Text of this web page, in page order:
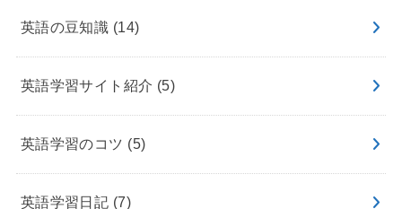
英語の豆知識 (14)
英語学習サイト紹介 (5)
英語学習のコツ (5)
英語学習日記 (7)